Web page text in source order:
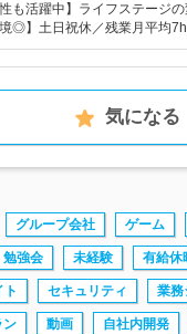
性も活躍中】ライフステージ
境◎】土日祝休／残業月平均
気になる
グループ会社 ゲーム
勉強会 未経験 有給休
ト セキュリティ 業務
ン 動画 自社内開発